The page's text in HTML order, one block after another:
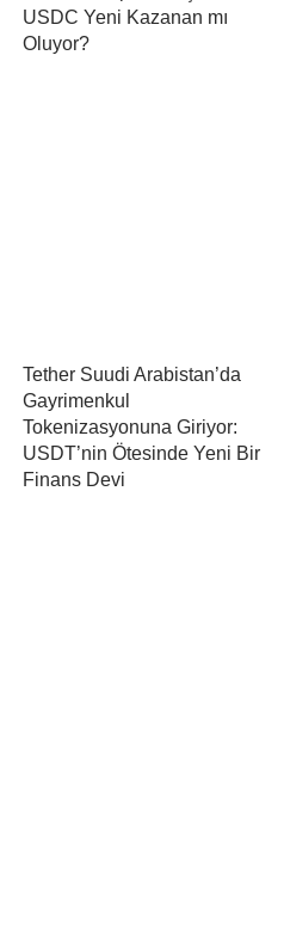
USDC Yeni Kazanan mı
Oluyor?
Tether Suudi Arabistan’da
Gayrimenkul
Tokenizasyonuna Giriyor:
USDT’nin Ötesinde Yeni Bir
Finans Devi